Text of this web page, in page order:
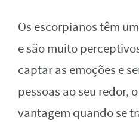
Os escorpianos têm
e são muito
captar as emoções e
pessoas ao seu redor,
vantagem quando se